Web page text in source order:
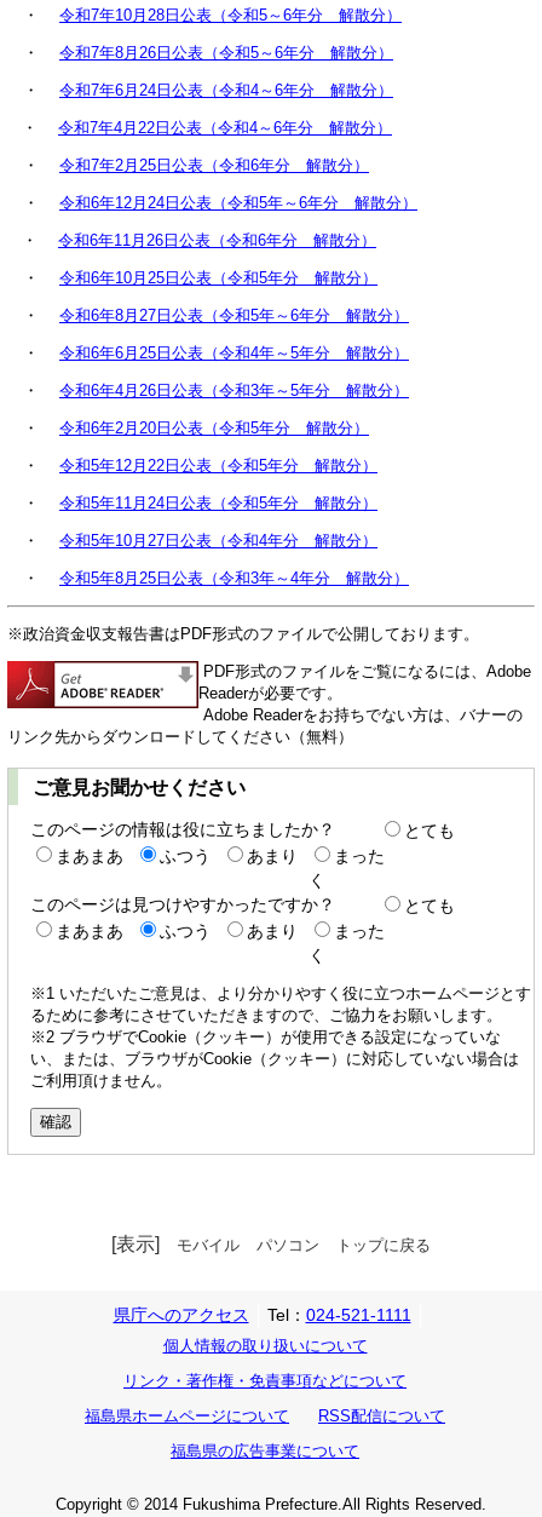
・ 令和7年10月28日公表（令和5～6年分 解散分）
・ 令和7年8月26日公表（令和5～6年分 解散分）
・ 令和7年6月24日公表（令和4～6年分 解散分）
・ 令和7年4月22日公表（令和4～6年分 解散分）
・ 令和7年2月25日公表（令和6年分 解散分）
・ 令和6年12月24日公表（令和5年～6年分 解散分）
・ 令和6年11月26日公表（令和6年分 解散分）
・ 令和6年10月25日公表（令和5年分 解散分）
・ 令和6年8月27日公表（令和5年～6年分 解散分）
・ 令和6年6月25日公表（令和4年～5年分 解散分）
・ 令和6年4月26日公表（令和3年～5年分 解散分）
・ 令和6年2月20日公表（令和5年分 解散分）
・ 令和5年12月22日公表（令和5年分 解散分）
・ 令和5年11月24日公表（令和5年分 解散分）
・ 令和5年10月27日公表（令和4年分 解散分）
・ 令和5年8月25日公表（令和3年～4年分 解散分）
※政治資金収支報告書はPDF形式のファイルで公開しております。
PDF形式のファイルをご覧になるには、Adobe
Readerが必要です。
Adobe Readerをお持ちでない方は、バナーの
リンク先からダウンロードしてください（無料）
ご意見お聞かせください
このページの情報は役に立ちましたか？
とても
まあまあ
ふつう あまり
まった
く
このページは見つけやすかったですか？
とても
まあまあ
ふつう あまり
まった
く
※1 いただいたご意見は、より分かりやすく役に立つホームページとす
るために参考にさせていただきますので、ご協力をお願いします。
※2 ブラウザでCookie（クッキー）が使用できる設定になっていな
い、または、ブラウザがCookie（クッキー）に対応していない場合は
ご利用頂けません。
[表示] モバイル パソコン トップに戻る
県庁へのアクセス Tel： 024-521-1111
個人情報の取り扱いについて
リンク・著作権・免責事項などについて
福島県ホームページについて
RSS配信について
福島県の広告事業について
Copyright © 2014 Fukushima Prefecture.All Rights Reserved.